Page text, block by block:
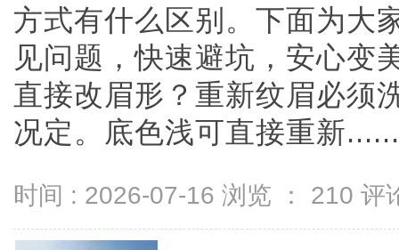
方式有什么区别。下面为大
见问题，快速避坑，安心变
直接改眉形？重新纹眉必须
况定。底色浅可直接重新......
时间 : 2026-07-16 浏览 ： 210 评